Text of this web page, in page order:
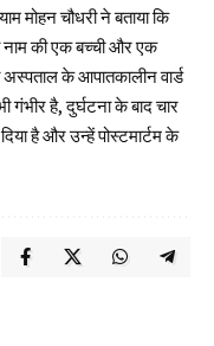
मोहन चौधरी ने बताया कि
की एक बच्ची और एक
के आपातकालीन वार्ड
गंभीर है, दुर्घटना के बाद‌ चार
है और उन्हें पोस्टमार्टम के